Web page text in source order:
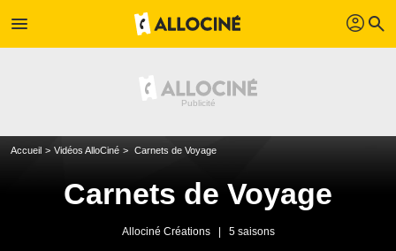
menu profil search
Accueil Vidéos AlloCiné Carnets de Voyage
Carnets de Voyage
Allociné Créations 5 saisons